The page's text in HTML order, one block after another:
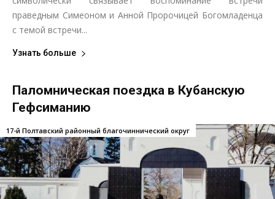
праведным Симеоном и Анной Пророчицей Богомладенца
с темой встречи...
Узнать больше
Паломническая поездка в Кубанскую
Гефсиманию
17-й Полтавский районный благочиннический округ